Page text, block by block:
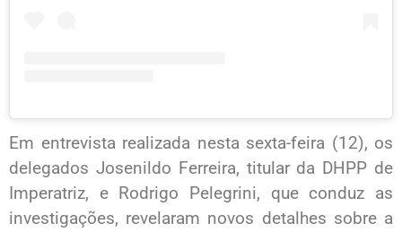
Em entrevista realizada nesta sexta-feira (12), os
delegados Josenildo Ferreira, titular da DHPP de
Imperatriz, e Rodrigo Pelegrini, que conduz as
investigações, revelaram novos detalhes sobre a